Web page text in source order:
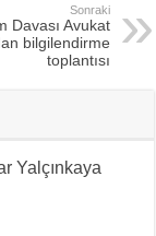
Sonraki
Davası Avukat
bilgilendirme
toplantısı
Yalçınkaya